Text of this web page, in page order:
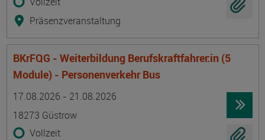
Präsenzveranstaltung
BKrFQG - Weiterbildung Berufskraftfahrer:in (5
Module) - Personenverkehr Bus
17.08.2026 - 21.08.2026
18273 Güstrow
Vollzeit